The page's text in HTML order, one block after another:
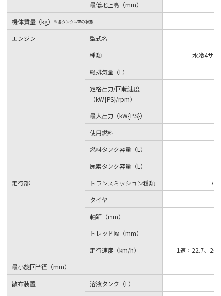
最低地上高（mm）
機体質量（kg）
※各タンクは空の状態
エンジン
型式名
種類
水冷4サ
総排気量（L）
定格出力/回転速度
（kW{PS}/rpm）
最大出力（kW{PS}）
使用燃料
燃料タンク容量（L）
尿素タンク容量（L）
走行部
トランスミッション種類
ハ
タイヤ
軸距（mm）
トレッド幅（mm）
走行速度（km/h）
1速：22.7、2
最小旋回半径（mm）
散布装置
溶液タンク（L）